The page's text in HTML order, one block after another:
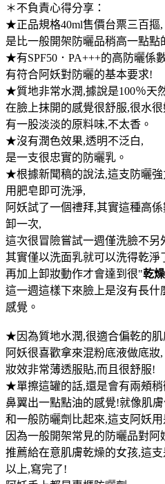
＊不負責心得分享：
★正品規格40ml售價台票三百摳,
是比一般開架防曬品稍高一點點
★有SPF50．PA+++的高防曬係
有符合阿妖對防曬的基本要求!
★質地非常水潤,據說是100％天
在臉上抹開的感覺很舒服,很水很
有一股淡淡的原料味,不太香。
★沒有潤色效果,透明不泛白,
是一支很忠實的防曬乳。
★根據新聞稿的說法,這支防曬
用肥皂即可洗淨,
阿妖試了一個禮拜,其實這種高
卸一次,
這次很冒險嘗試一週僅洗臉不另
其實僅以洗面乳就可以洗得乾淨
再加上卸妝動作才會達到很"乾燥
這一週這樣下來臉上是沒有長什
感覺。
★因為質地水潤,很適合偏乾的肌
阿妖很喜歡拿來混粉底液做底妝,
妝效非常薄透服貼,而且很舒服!
★單擦這罐的話,還是會有兩頰稍
鼻翼出一點點油的感覺!就像肌
和一般防曬劑比起來,這支阿妖
因為一般開架常見的防曬品對阿
推薦給在意肌膚乾燥的女孩,這
以上,寫完了!